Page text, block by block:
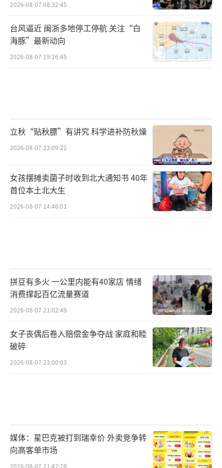
直白讲，2014年10月是养老制度的分水
2026-08-07 08:32:45
台风逼近 闽浙多地停工停航 关注“白
海豚”最新动向
2026-08-07 19:16:45
立秋“贴秋膘”有讲究 科学进补防秋燥
2026-08-07 23:09:22
女孩摆摊卖菌子时收到北大通知书 40年
首位本土北大生
2026-08-07 14:46:01
拼豆有多火 一公里内能有40家店 情绪
消费撑起百亿流量赛道
2026-08-07 21:02:49
女子丧偶后卷入赔偿金争夺战 家庭和睦
破碎
2026-08-07 23:00:03
媒体：星巴克被打到瑞幸价 外卖竞争转
向高客单市场
2026-08-07 21:42:28